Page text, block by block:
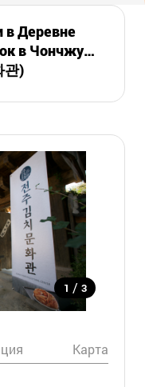
в Деревне
в Чончжу
관)
1 / 3
Карта